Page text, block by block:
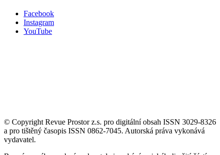
Facebook
Instagram
YouTube
© Copyright Revue Prostor z.s. pro digitální obsah ISSN 3029-8326
a pro tištěný časopis ISSN 0862-7045. Autorská práva vykonává
vydavatel.